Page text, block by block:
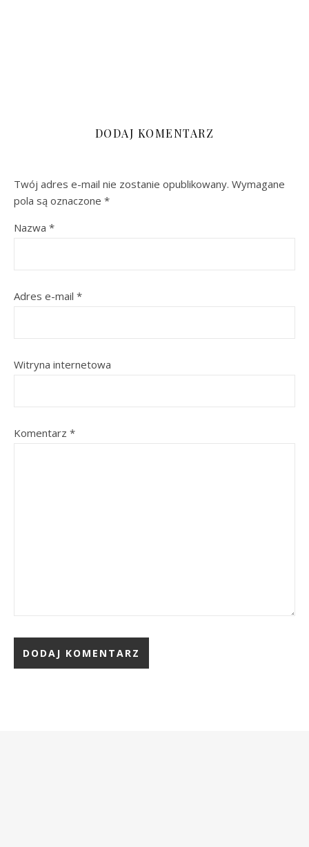
DODAJ KOMENTARZ
Twój adres e-mail nie zostanie opublikowany. Wymagane
pola są oznaczone *
Nazwa *
Adres e-mail *
Witryna internetowa
Komentarz *